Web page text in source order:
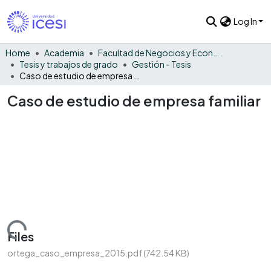
Log In
Home Academia
Tesis y trabajos de grado
Gestión - Tesis
Caso de estudio de empresa familiar
Loading...
Files
ortega_caso_empresa_2015.pdf(742.54 KB)